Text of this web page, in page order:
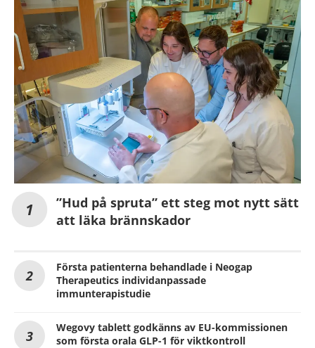
”Hud på spruta” ett steg mot nytt sätt
att läka brännskador
Första patienterna behandlade i Neogap
Therapeutics individanpassade
immunterapistudie
Wegovy tablett godkänns av EU-kommissionen
som första orala GLP-1 för viktkontroll